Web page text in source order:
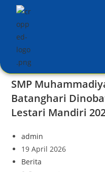
SMP
Batanghari
Lestari Mandiri
admin
19 April 2026
Berita